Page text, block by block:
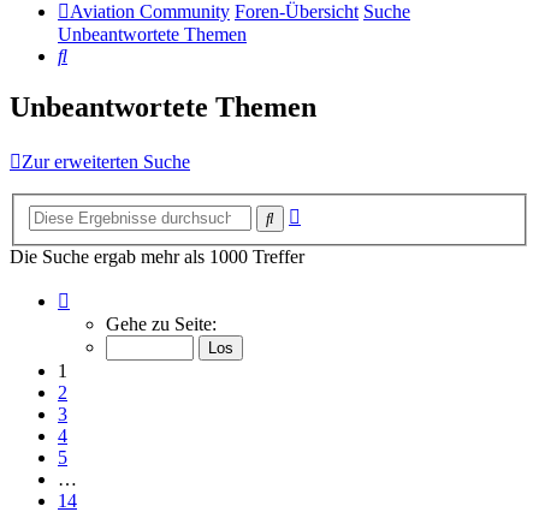
Aviation Community Foren-Übersicht Suche
Unbeantwortete Themen
Suche
Unbeantwortete Themen
Zur erweiterten Suche
Suche
Die Suche ergab mehr als 1000 Treffer
von
Gehe zu Seite:
1
2
3
4
5
…
14